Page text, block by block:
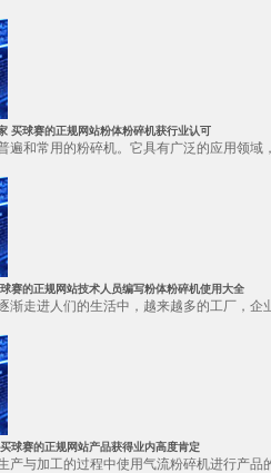
买球赛的正规网站粉体粉碎机获行业认可
遍和常用的粉碎机。它具有广泛的应用领
赛的正规网站技术人员编写粉体粉碎机使用大全
渐走进人们的生活中，越来越多的工厂，
球赛的正规网站产品获得业内高度肯定
产与加工的过程中使用气流粉碎机进行产